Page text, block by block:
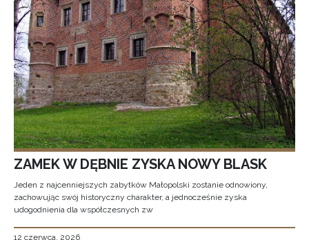
ZAMEK W DĘBNIE ZYSKA NOWY BLASK
Jeden z najcenniejszych zabytków Małopolski zostanie odnowiony,
zachowując swój historyczny charakter, a jednocześnie zyska
udogodnienia dla współczesnych zw
12 czerwca, 2026